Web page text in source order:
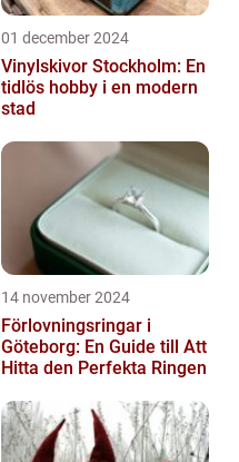
01 december 2024
Vinylskivor Stockholm: En
tidlös hobby i en modern
stad
14 november 2024
Förlovningsringar i
Göteborg: En Guide till Att
Hitta den Perfekta Ringen